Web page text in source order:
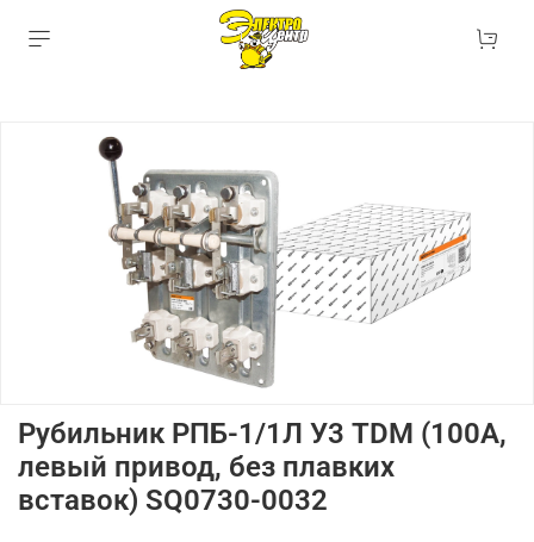
Рубильник РПБ-1/1Л У3 TDM (100А,
левый привод, без плавких
вставок) SQ0730-0032